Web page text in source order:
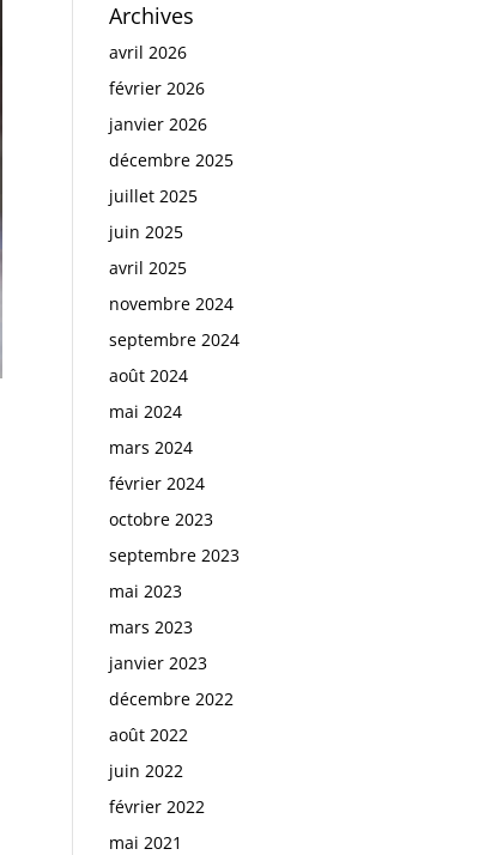
Archives
avril 2026
février 2026
janvier 2026
décembre 2025
juillet 2025
juin 2025
avril 2025
novembre 2024
septembre 2024
août 2024
mai 2024
mars 2024
février 2024
octobre 2023
septembre 2023
mai 2023
mars 2023
janvier 2023
décembre 2022
août 2022
juin 2022
février 2022
mai 2021